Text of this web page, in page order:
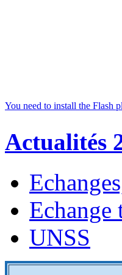
You need to install the Flash
Actualités
UNSS